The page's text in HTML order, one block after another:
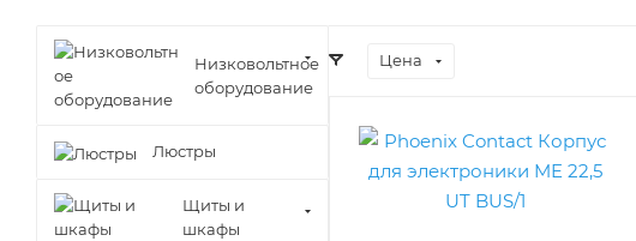
Цена
Низковольтное
оборудование
Люстры
Щиты и
шкафы